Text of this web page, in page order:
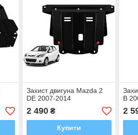
Захист двигуна Mazda 2
DE 2007-2014
2 490₴
Купити
B
2